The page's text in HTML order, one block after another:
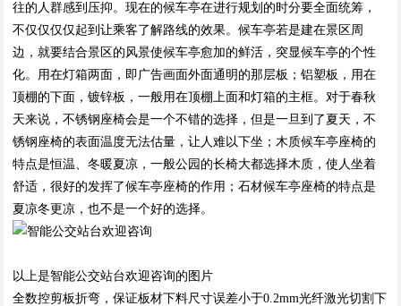
往的人群感到压抑。现在的候车亭在进行规划的时分要全面统筹，
不仅仅仅仅起到让乘客了解路线的效果。候车亭若是建在景区周
边，就要结合景区的风景使候车亭愈加的鲜活，突显候车亭的个性
化。用在灯箱两面，即广告画面外面通明的那层板；铝塑板，用在
顶棚的下面，镀锌板，一般用在顶棚上面和灯箱的主框。对于春秋
天来说，不锈钢座椅会是一个不错的选择，但是一旦到了夏天，不
锈钢座椅的表面温度无法估量，让人难以下坐；木质候车亭座椅的
特点是恒温、冬暖夏凉，一般公园的长椅大都选择木质，使人坐着
舒适，很好的发挥了候车亭座椅的作用；石材候车亭座椅的特点是
夏凉冬更凉，也不是一个好的选择。
以上是智能公交站台欢迎咨询的图片
全数控剪板折弯，保证板材下料尺寸误差小于0.2mm光纤激光切割下